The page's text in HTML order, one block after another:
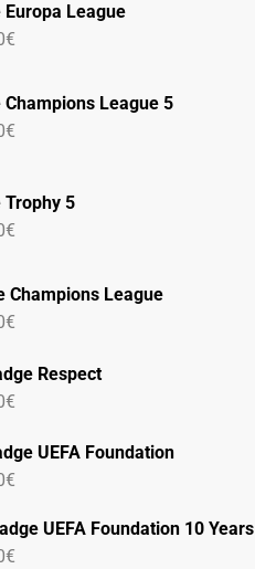
Europa League
Champions League 5
Trophy 5
Champions League
Respect
UEFA Foundation
UEFA Foundation 10 Years